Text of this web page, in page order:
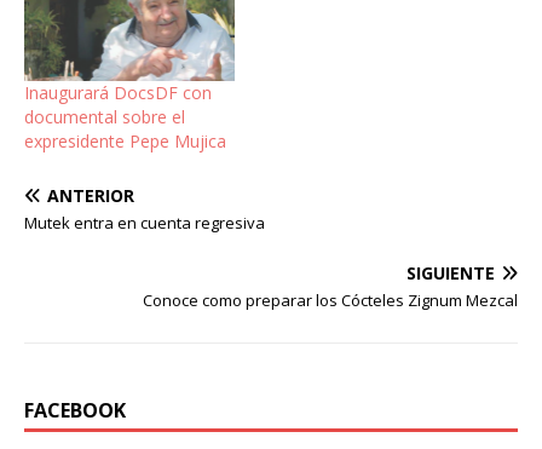
​Inaugurará DocsDF con
documental sobre el
expresidente Pepe Mujica
ANTERIOR
Mutek entra en cuenta regresiva
SIGUIENTE
Conoce como preparar los Cócteles Zignum Mezcal
FACEBOOK